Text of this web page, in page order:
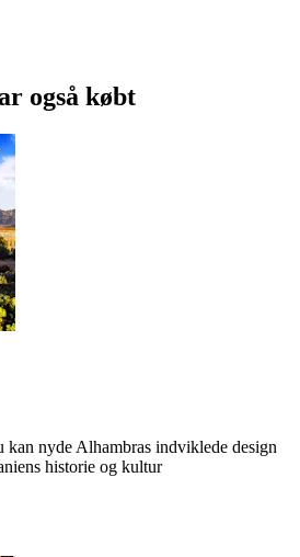
også købt
kan nyde Alhambras indviklede design
historie og kultur